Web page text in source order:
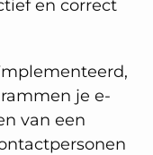
en correct
je e-
van een